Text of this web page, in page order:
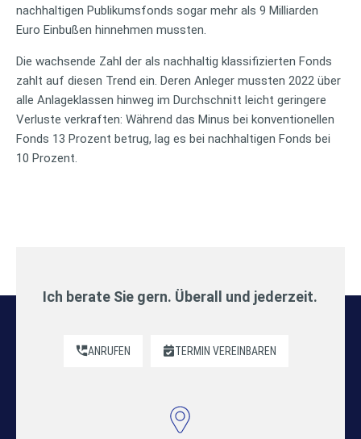
nachhaltigen Publikumsfonds sogar mehr als 9 Milliarden
Euro Einbußen hinnehmen mussten.
Die wachsende Zahl der als nachhaltig klassifizierten Fonds
zahlt auf diesen Trend ein. Deren Anleger mussten 2022 über
alle Anlageklassen hinweg im Durchschnitt leicht geringere
Verluste verkraften: Während das Minus bei konventionellen
Fonds 13 Prozent betrug, lag es bei nachhaltigen Fonds bei
10 Prozent.
Ich berate Sie gern. Überall und jederzeit.
ANRUFEN TERMIN VEREINBAREN